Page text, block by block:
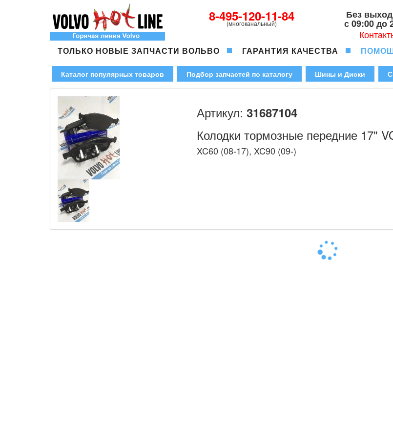
8-495-120-11-84
(многоканальный)
Без
с 09:00 до
ТОЛЬКО НОВЫЕ ЗАПЧАСТИ ВОЛЬВО ГАРАНТИЯ КАЧЕСТВА
Каталог популярных товаров Подбор запчастей по каталогу Шины и Диски
Артикул: 31687104
Колодки тормозные передние 17"
XC60 (08-17), XC90 (09-)